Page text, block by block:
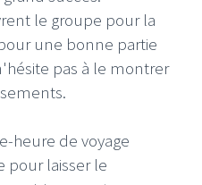
le groupe pour la
une bonne partie
pas à le montrer
heure de voyage
pour laisser le